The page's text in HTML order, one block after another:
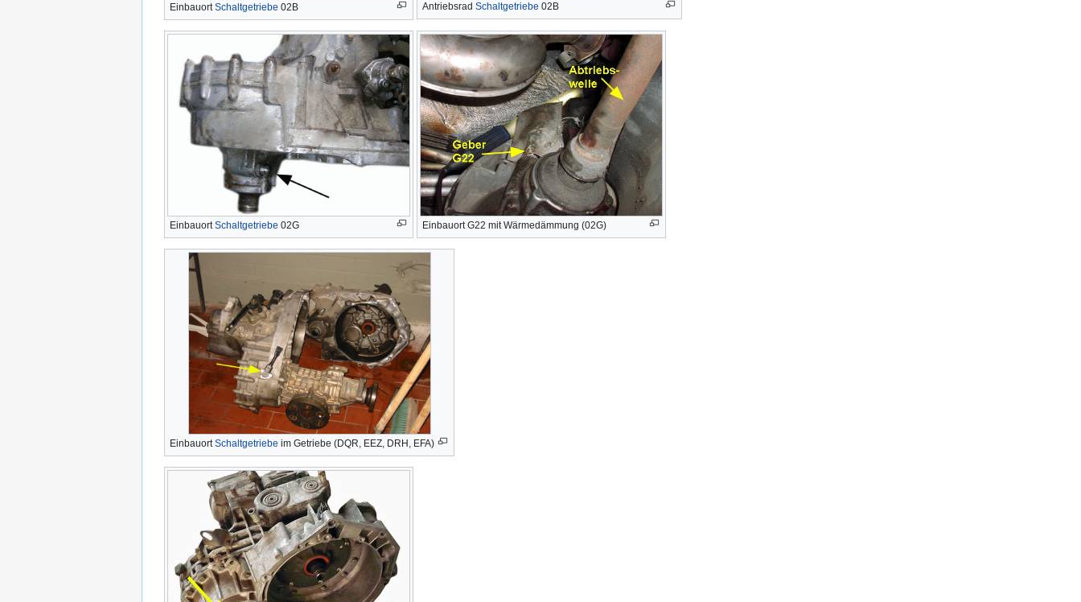
EinbauortSchaltgetriebe 02B Antriebsrad Schaltgetriebe 02B
EinbauortSchaltgetriebe 02G Einbauort G22 mit Wärmedämmung (02G)
EinbauortSchaltgetriebe im Getriebe (DQR, EEZ, DRH, EFA)